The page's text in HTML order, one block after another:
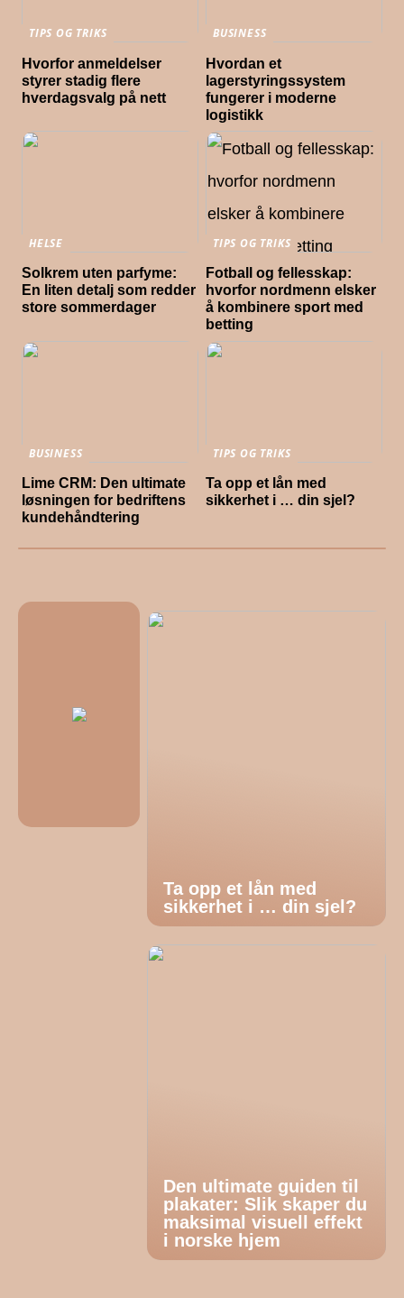
TIPS OG TRIKS
Hvorfor anmeldelser
styrer stadig flere
hverdagsvalg på nett
BUSINESS
Hvordan et
lagerstyringssystem
fungerer i moderne
logistikk
HELSE
Solkrem uten parfyme:
En liten detalj som redder
store sommerdager
TIPS OG TRIKS
Fotball og fellesskap:
hvorfor nordmenn elsker
å kombinere sport med
betting
BUSINESS
Lime CRM: Den ultimate
løsningen for bedriftens
kundehåndtering
TIPS OG TRIKS
Ta opp et lån med
sikkerhet i … din sjel?
Ta opp et lån med
sikkerhet i … din sjel?
Den ultimate guiden til
plakater: Slik skaper du
maksimal visuell effekt
i norske hjem